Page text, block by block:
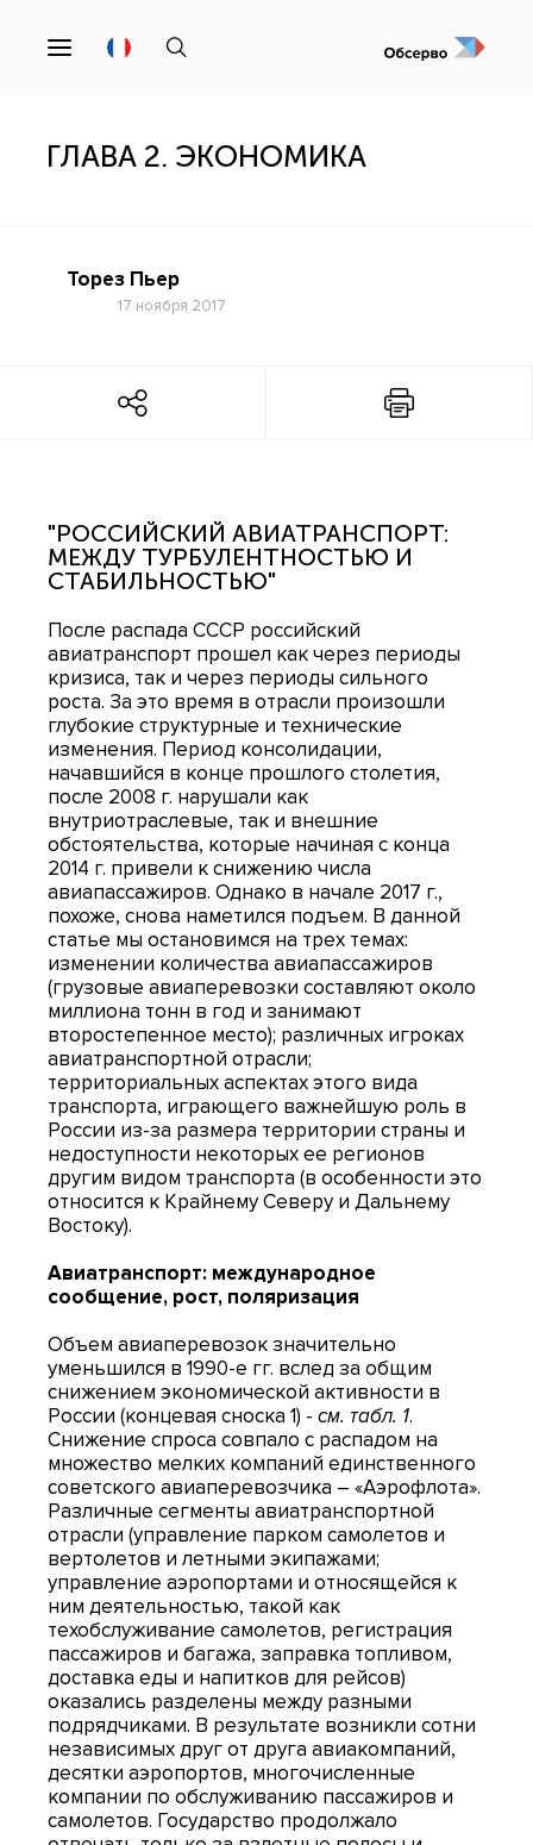
ГЛАВА 2. ЭКОНОМИКА
Торез Пьер
17 ноября 2017
"РОССИЙСКИЙ АВИАТРАНСПОРТ:
МЕЖДУ ТУРБУЛЕНТНОСТЬЮ И
СТАБИЛЬНОСТЬЮ"
После распада СССР российский
авиатранспорт прошел как через периоды
кризиса, так и через периоды сильного
роста. За это время в отрасли произошли
глубокие структурные и технические
изменения. Период консолидации,
начавшийся в конце прошлого столетия,
после 2008 г. нарушали как
внутриотраслевые, так и внешние
обстоятельства, которые начиная с конца
2014 г. привели к снижению числа
авиапассажиров. Однако в начале 2017 г.,
похоже, снова наметился подъем. В данной
статье мы остановимся на трех темах:
изменении количества авиапассажиров
(грузовые авиаперевозки составляют около
миллиона тонн в год и занимают
второстепенное место); различных игроках
авиатранспортной отрасли;
территориальных аспектах этого вида
транспорта, играющего важнейшую роль в
России из-за размера территории страны и
недоступности некоторых ее регионов
другим видом транспорта (в особенности это
относится к Крайнему Северу и Дальнему
Востоку).
Авиатранспорт: международное
сообщение, рост, поляризация
Объем авиаперевозок значительно
уменьшился в 1990-е гг. вслед за общим
снижением экономической активности в
России (концевая сноска 1) - см. табл. 1.
Снижение спроса совпало с распадом на
множество мелких компаний единственного
советского авиаперевозчика – «Аэрофлота».
Различные сегменты авиатранспортной
отрасли (управление парком самолетов и
вертолетов и летными экипажами;
управление аэропортами и относящейся к
ним деятельностью, такой как
техобслуживание самолетов, регистрация
пассажиров и багажа, заправка топливом,
доставка еды и напитков для рейсов)
оказались разделены между разными
подрядчиками. В результате возникли сотни
независимых друг от друга авиакомпаний,
десятки аэропортов, многочисленные
компании по обслуживанию пассажиров и
самолетов. Государство продолжало